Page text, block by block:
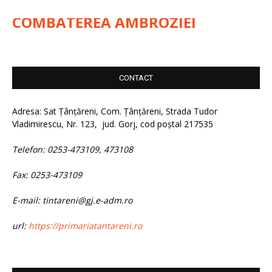
COMBATEREA AMBROZIEI
CONTACT
Adresa: Sat Țânțăreni, Com. Țânțăreni, Strada Tudor
Vladimirescu, Nr. 123, jud. Gorj, cod poștal 217535
Telefon: 0253-473109, 473108
Fax: 0253-473109
E-mail: tintareni@gj.e-adm.ro
url: https://primariatantareni.ro